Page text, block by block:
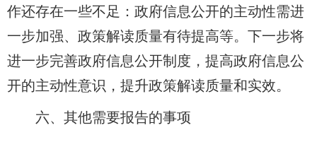
作还存在一些不足：政府信息公开的主动性需进
一步加强、政策解读质量有待提高等。下一步将
进一步完善政府信息公开制度，提高政府信息公
开的主动性意识，提升政策解读质量和实效。
六、其他需要报告的事项